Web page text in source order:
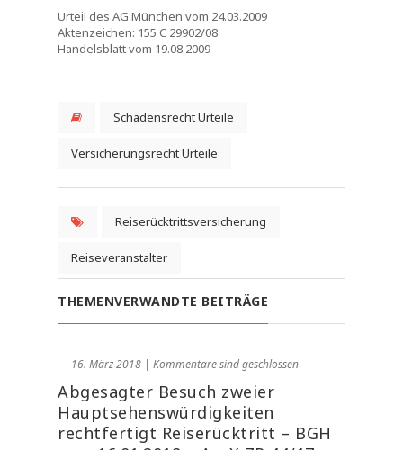
Urteil des AG München vom 24.03.2009
Aktenzeichen: 155 C 29902/08
Handelsblatt vom 19.08.2009
Schadensrecht Urteile
Versicherungsrecht Urteile
Reiserücktrittsversicherung
Reiseveranstalter
THEMENVERWANDTE BEITRÄGE
― 16. März 2018 | Kommentare sind geschlossen
Abgesagter Besuch zweier
Hauptsehenswürdigkeiten
rechtfertigt Reiserücktritt – BGH